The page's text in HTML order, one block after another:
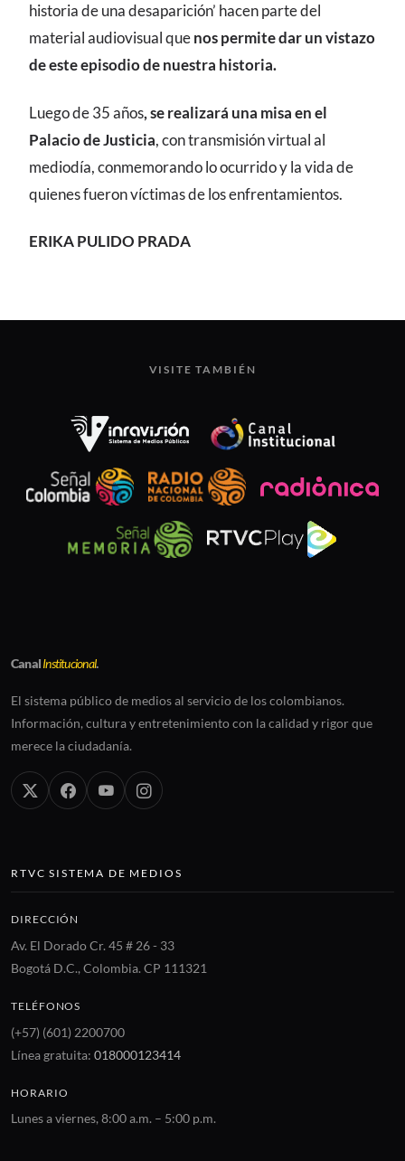
historia de una desaparición’ hacen parte del
material audiovisual quenos permite dar un vistazo
de este episodio de nuestra historia.
Luego de 35 años, se realizará una misa en el
Palacio de Justicia, con transmisión virtual al
mediodía, conmemorando lo ocurrido y la vida de
quienes fueron víctimas de los enfrentamientos.
ERIKA PULIDO PRADA
VISITE TAMBIÉN
CanalInstitucional.
El sistema público de medios al servicio de los colombianos.
Información, cultura y entretenimiento con la calidad y rigor que
merece la ciudadanía.
RTVC SISTEMA DE MEDIOS
DIRECCIÓN
Av. El Dorado Cr. 45 # 26 - 33
Bogotá D.C., Colombia. CP 111321
TELÉFONOS
(+57) (601) 2200700
Línea gratuita: 018000123414
HORARIO
Lunes a viernes, 8:00 a.m. – 5:00 p.m.